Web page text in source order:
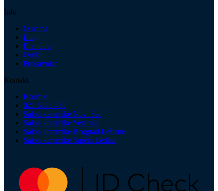
Info
O nama
Blog
Brendovi
Outlet
Prodavnice
Kontakt
Kontakt
021 6333 450
Salon keramike Novi Sad
Salon keramike Veternik
Salon keramike Beograd Leštane
Salon keramike Surčin Ledine